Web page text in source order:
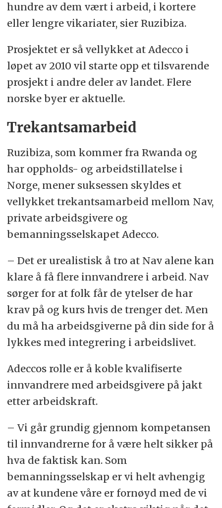
hundre av dem vært i arbeid, i kortere
eller lengre vikariater, sier Ruzibiza.
Prosjektet er så vellykket at Adecco i
løpet av 2010 vil starte opp et tilsvarende
prosjekt i andre deler av landet. Flere
norske byer er aktuelle.
Trekantsamarbeid
Ruzibiza, som kommer fra Rwanda og
har oppholds- og arbeidstillatelse i
Norge, mener suksessen skyldes et
vellykket trekantsamarbeid mellom Nav,
private arbeidsgivere og
bemanningsselskapet Adecco.
– Det er urealistisk å tro at Nav alene kan
klare å få flere innvandrere i arbeid. Nav
sørger for at folk får de ytelser de har
krav på og kurs hvis de trenger det. Men
du må ha arbeidsgiverne på din side for å
lykkes med integrering i arbeidslivet.
Adeccos rolle er å koble kvalifiserte
innvandrere med arbeidsgivere på jakt
etter arbeidskraft.
– Vi går grundig gjennom kompetansen
til innvandrerne for å være helt sikker på
hva de faktisk kan. Som
bemanningsselskap er vi helt avhengig
av at kundene våre er fornøyd med de vi